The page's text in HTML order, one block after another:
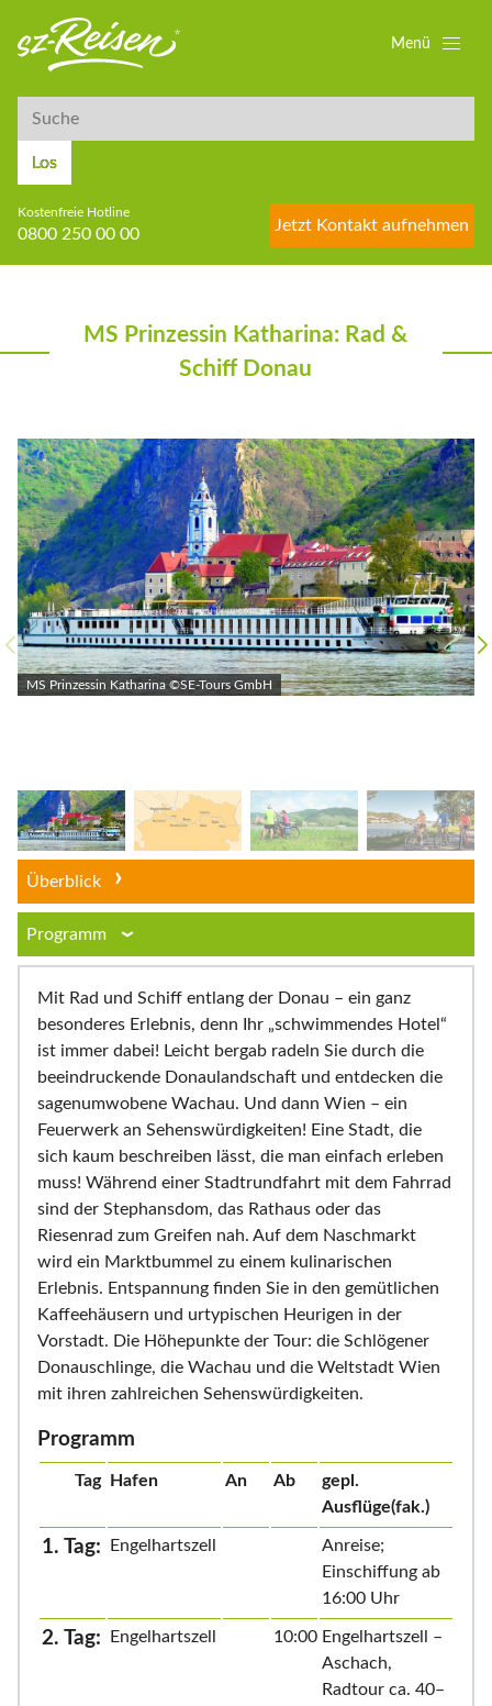
Suche
Los
Kostenfreie Hotline
0800 250 00 00
Jetzt Kontakt aufnehmen
Menü
MS Prinzessin Katharina: Rad &
Schiff Donau
MS Prinzessin Katharina ©SE-Tours GmbH
Überblick
Programm
Mit Rad und Schiff entlang der Donau – ein ganz
besonderes Erlebnis, denn Ihr „schwimmendes Hotel“
ist immer dabei! Leicht bergab radeln Sie durch die
beeindruckende Donaulandschaft und entdecken die
sagenumwobene Wachau. Und dann Wien – ein
Feuerwerk an Sehenswürdigkeiten! Eine Stadt, die
sich kaum beschreiben lässt, die man einfach erleben
muss! Während einer Stadtrundfahrt mit dem Fahrrad
sind der Stephansdom, das Rathaus oder das
Riesenrad zum Greifen nah. Auf dem Naschmarkt
wird ein Marktbummel zu einem kulinarischen
Erlebnis. Entspannung finden Sie in den gemütlichen
Kaffeehäusern und urtypischen Heurigen in der
Vorstadt. Die Höhepunkte der Tour: die Schlögener
Donauschlinge, die Wachau und die Weltstadt Wien
mit ihren zahlreichen Sehenswürdigkeiten.
Programm
Tag Hafen An Ab
gepl.
Ausflüge(fak.)
1. Tag: Engelhartszell
Anreise;
Einschiffung ab
16:00 Uhr
2. Tag: Engelhartszell 10:00 Engelhartszell –
Aschach,
Radtour ca. 40–